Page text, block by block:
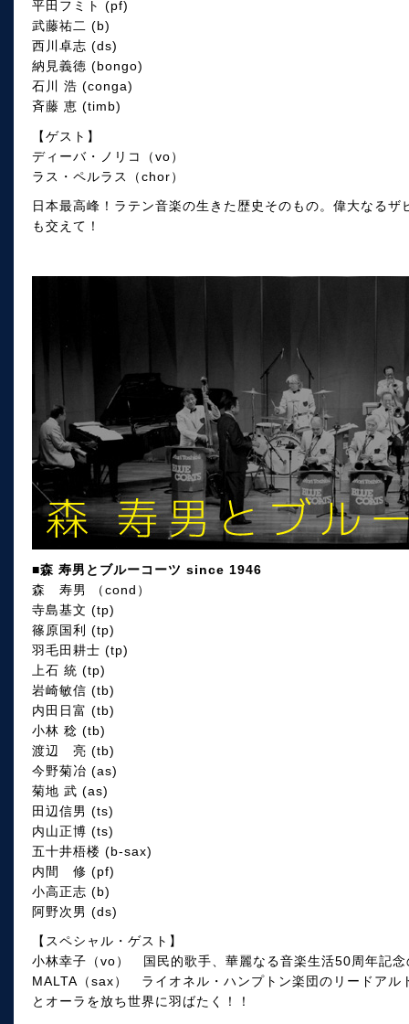
平田フミト (pf)
武藤祐二 (b)
西川卓志 (ds)
納見義徳 (bongo)
石川 浩 (conga)
斉藤 恵 (timb)
【ゲスト】
ディーバ・ノリコ（vo）
ラス・ペルラス（chor）
日本最高峰！ラテン音楽の生きた歴史そのもの。偉大なる
も交えて！
■森 寿男とブルーコーツ since 1946
森 寿男 （cond）
寺島基文 (tp)
篠原国利 (tp)
羽毛田耕士 (tp)
上石 統 (tp)
岩崎敏信 (tb)
内田日富 (tb)
小林 稔 (tb)
渡辺 亮 (tb)
今野菊冶 (as)
菊地 武 (as)
田辺信男 (ts)
内山正博 (ts)
五十井梧楼 (b-sax)
内間 修 (pf)
小高正志 (b)
阿野次男 (ds)
【スペシャル・ゲスト】
小林幸子（vo） 国民的歌手、華麗なる音楽生活50周年記
MALTA（sax） ライオネル・ハンプトン楽団のリードアル
とオーラを放ち世界に羽ばたく！！